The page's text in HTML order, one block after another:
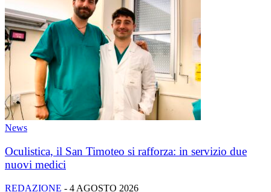
News
Oculistica, il San Timoteo si rafforza: in servizio due
nuovi medici
REDAZIONE - 4 AGOSTO 2026